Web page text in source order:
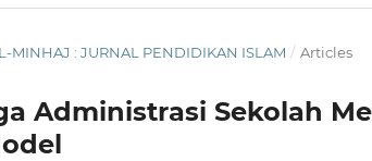
MINHAJ : JURNAL PENDIDIKAN ISLAM / Articles
Administrasi Sekolah